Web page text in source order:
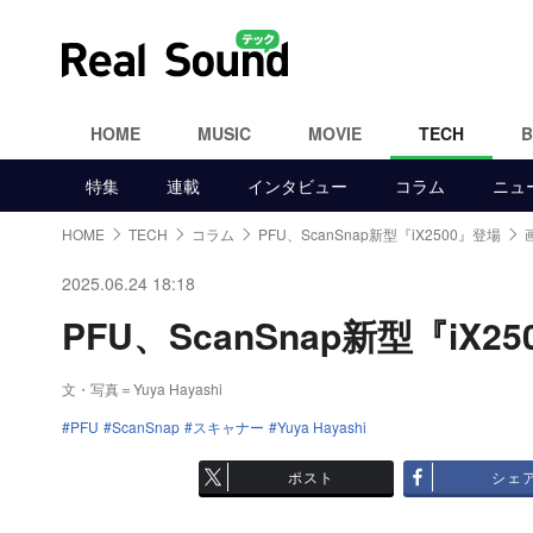
HOME MUSIC MOVIE TECH
特集 連載 インタビュー コラム ニュ
HOME TECH コラム PFU、ScanSnap新型『iX2500』登場
2025.06.24 18:18
PFU、ScanSnap新型『
文・写真＝Yuya Hayashi
PFU
ScanSnap スキャナー Yuya Hayashi
ポスト シェ